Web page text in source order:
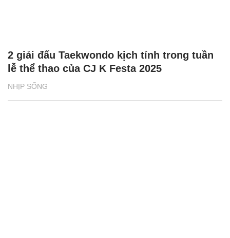
NHỊP SỐNG
2 giải đấu Taekwondo kịch tính trong tuần
lễ thể thao của CJ K Festa 2025